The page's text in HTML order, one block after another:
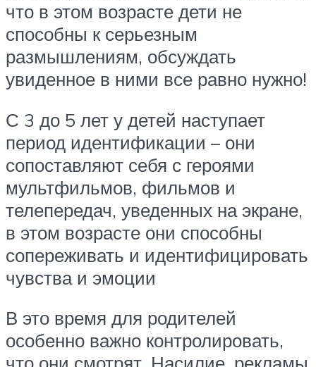
что в этом возрасте дети не
способны к серьезным
размышлениям, обсуждать
увиденное в ними все равно нужно!
С 3 до 5 лет у детей наступает
период идентификации – они
сопоставляют себя с героями
мультфильмов, фильмов и
телепередач, уведенных на экране,
в этом возрасте они способны
сопереживать и идентифицировать
чувства и эмоции
В это время для родителей
особенно важно контролировать,